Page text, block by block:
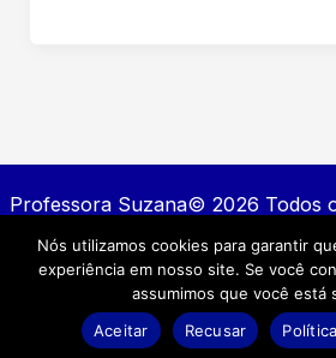
Professora Suzana© 2026 Todos
Contato
Política de
Termos e
Nós utilizamos cookies para garantir
experiência em nosso site. Se você
assumimos que você está
Aceitar
Recusar